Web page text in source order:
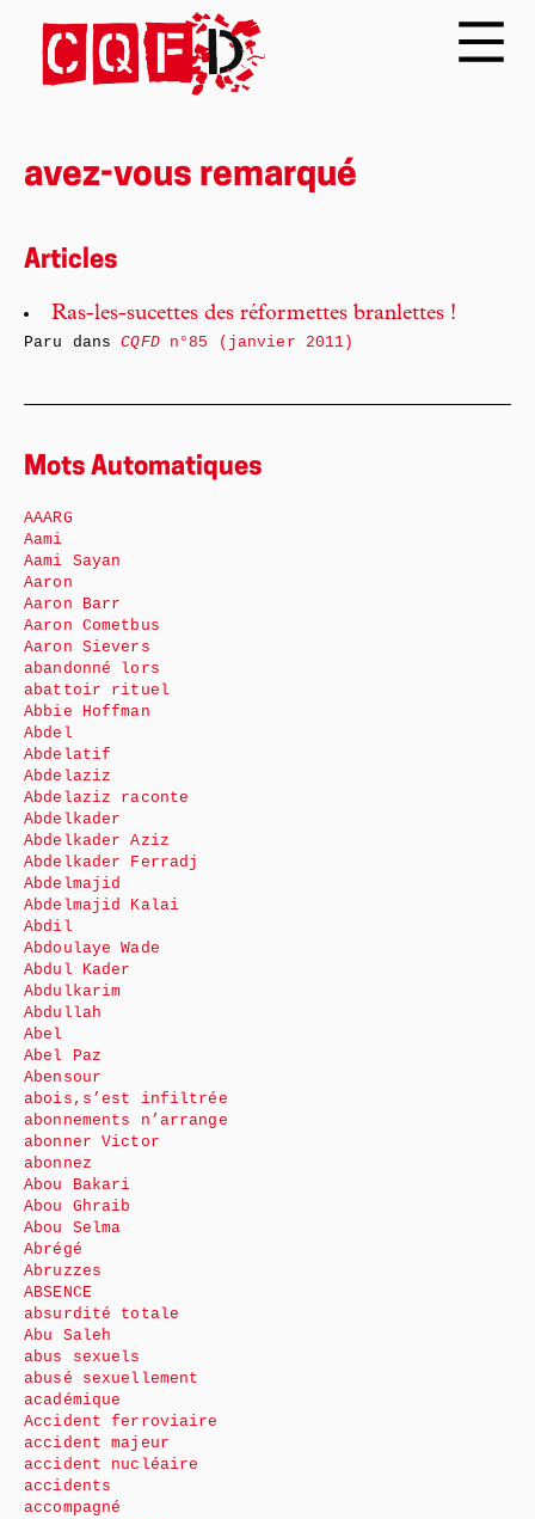
avez-vous remarqué
Articles
Ras-les-sucettes des réformettes branlettes !
Paru dansCQFDn°85 (janvier 2011)
Mots Automatiques
AAARG
Aami
Aami Sayan
Aaron
Aaron Barr
Aaron Cometbus
Aaron Sievers
abandonné lors
abattoir rituel
Abbie Hoffman
Abdel
Abdelatif
Abdelaziz
Abdelaziz raconte
Abdelkader
Abdelkader Aziz
Abdelkader Ferradj
Abdelmajid
Abdelmajid Kalai
Abdil
Abdoulaye Wade
Abdul Kader
Abdulkarim
Abdullah
Abel
Abel Paz
Abensour
abois,s’est infiltrée
abonnements n’arrange
abonner Victor
abonnez
Abou Bakari
Abou Ghraib
Abou Selma
Abrégé
Abruzzes
ABSENCE
absurdité totale
Abu Saleh
abus sexuels
abusé sexuellement
académique
Accident ferroviaire
accident majeur
accident nucléaire
accidents
accompagné